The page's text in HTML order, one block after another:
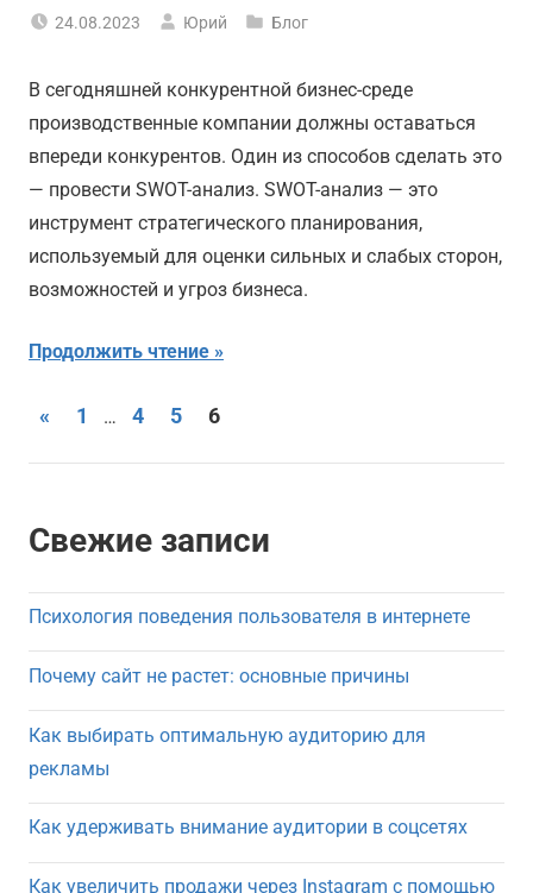
24.08.2023 Юрий Блог
В сегодняшней конкурентной бизнес-среде
производственные компании должны оставаться
впереди конкурентов. Один из способов сделать это
— провести SWOT-анализ. SWOT-анализ — это
инструмент стратегического планирования,
используемый для оценки сильных и слабых сторон,
возможностей и угроз бизнеса.
Продолжить чтение
Пагинация
записей
« Предыдущие
1 … 4 5 6
Свежие записи
Психология поведения пользователя в интернете
Почему сайт не растет: основные причины
Как выбирать оптимальную аудиторию для
рекламы
Как удерживать внимание аудитории в соцсетях
Как увеличить продажи через Instagram с помощью